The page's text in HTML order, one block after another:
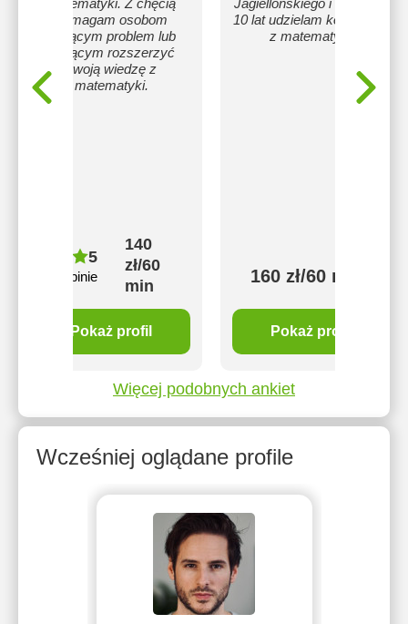
matematyki. Z chęcią
pomagam osobom
mającym problem lub
chcącym rozszerzyć
swoją wiedzę z
matematyki.
5
11 opinie
140
zł/60
min
Pokaż profil
Jagiellońskiego i od ponad
10 lat udzielam korepetycji
z matematyki.
160 zł/60 min
Pokaż profil
Więcej podobnych ankiet
Wcześniej oglądane profile